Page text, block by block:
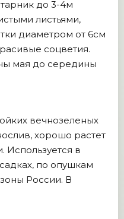
до 3-4м
листьями,
диаметром от 6см
соцветия.
мая до середины
вечнозеленых
хорошо растет
Используется в
по опушкам
России. В